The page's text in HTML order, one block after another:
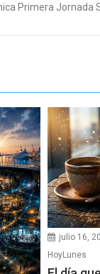
Primera Jornada
julio 16,
HoyLunes